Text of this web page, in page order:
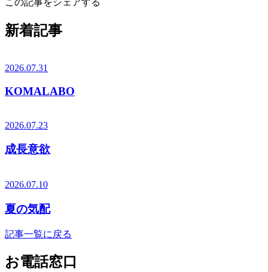
この記事をシェアする
新着記事
2026.07.31
KOMALABO
2026.07.23
成長意欲
2026.07.10
夏の気配
記事一覧に戻る
お電話窓口